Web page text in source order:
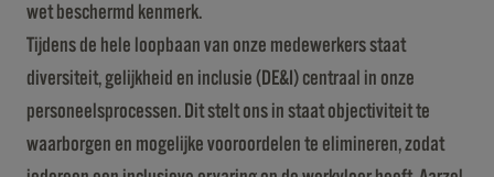
wet beschermd kenmerk.
Tijdens de hele loopbaan van onze medewerkers staat
diversiteit, gelijkheid en inclusie (DE&I) centraal in onze
personeelsprocessen. Dit stelt ons in staat objectiviteit te
waarborgen en mogelijke vooroordelen te elimineren, zodat